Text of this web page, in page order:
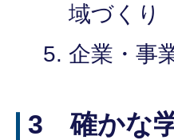
域づくり
企業・事
3 確かな